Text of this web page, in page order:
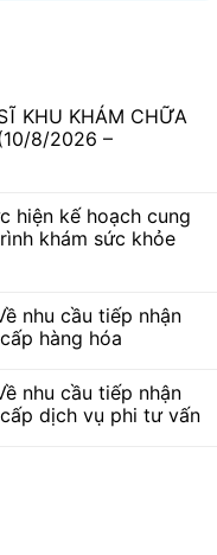
KHU KHÁM CHỮA
8/2026 –
hiện kế hoạch cung
khám sức khỏe
nhu cầu tiếp nhận
hàng hóa
nhu cầu tiếp nhận
dịch vụ phi tư vấn